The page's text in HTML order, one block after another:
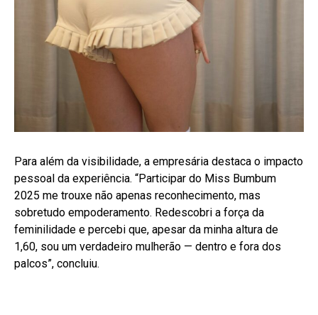
Para além da visibilidade, a empresária destaca o impacto
pessoal da experiência. “Participar do Miss Bumbum
2025 me trouxe não apenas reconhecimento, mas
sobretudo empoderamento. Redescobri a força da
feminilidade e percebi que, apesar da minha altura de
1,60, sou um verdadeiro mulherão — dentro e fora dos
palcos”, concluiu.